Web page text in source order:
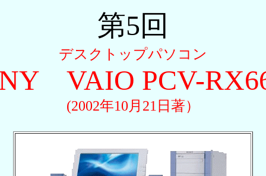
第5回
デスクトップパソコン
VAIO PCV-
(2002年10月21日著）